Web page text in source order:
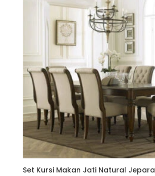
Set Kursi Makan Jati Natural Jepara